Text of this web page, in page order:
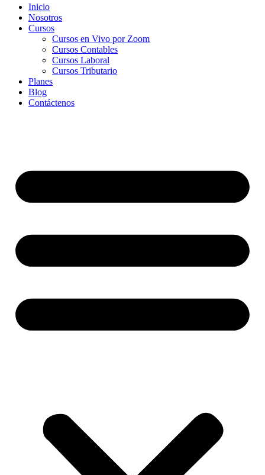
Inicio
Nosotros
Cursos
Cursos en Vivo por Zoom
Cursos Contables
Cursos Laboral
Cursos Tributario
Planes
Blog
Contáctenos